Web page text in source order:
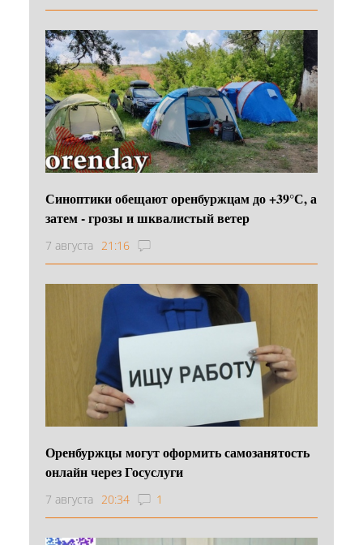
Синоптики обещают оренбуржцам до +39°С, а
затем - грозы и шквалистый ветер
7 августа 21:16
Оренбуржцы могут оформить самозанятость
онлайн через Госуслуги
7 августа 20:34 1